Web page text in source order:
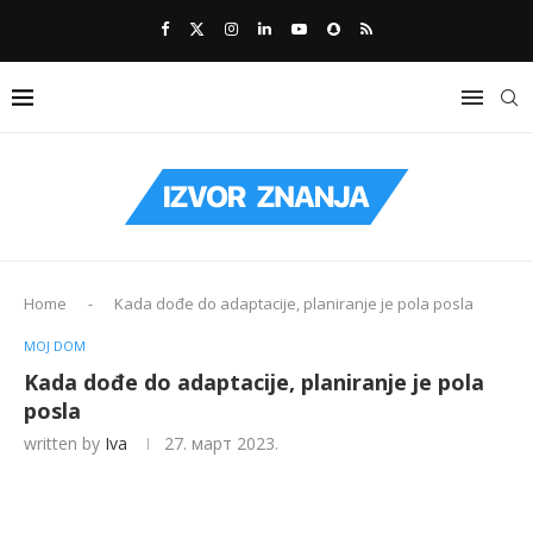
Home - Kada dođe do adaptacije, planiranje je pola posla
MOJ DOM
Kada dođe do adaptacije, planiranje je pola
posla
written by Iva 27. март 2023.